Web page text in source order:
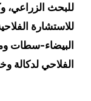
للبحث الزراعي،
للاستشارة
البيضاء-سطات
الفلاحي لدكالة